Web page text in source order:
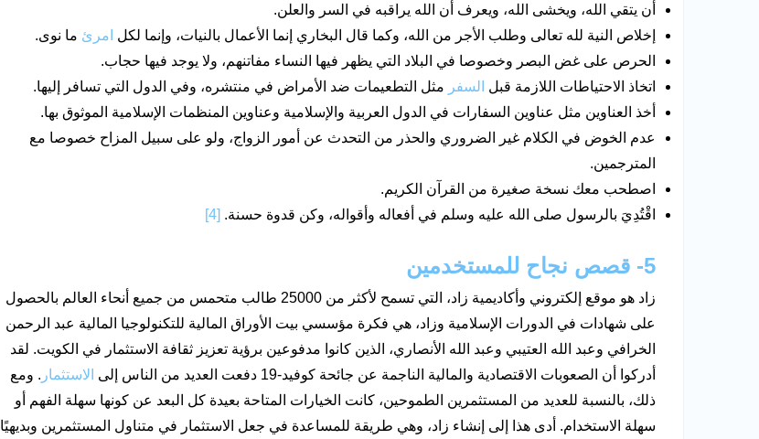
أن يتقي الله، ويخشى الله، ويعرف أن الله يراقبه في السر والعلن.
إخلاص النية لله تعالى وطلب الأجر من الله، وكما قال البخاري إنما الأعمال بالنيات، وإنما لكل امرئ ما نوى.
الحرص على غض البصر وخصوصا في البلاد التي يظهر فيها النساء مفاتنهم، ولا يوجد فيها حجاب.
اتخاذ الاحتياطات اللازمة قبل السفر مثل التطعيمات ضد الأمراض في منتشره، وفي الدول التي تسافر إليها.
أخذ العناوين مثل عناوين السفارات في الدول العربية والإسلامية وعناوين المنظمات الإسلامية الموثوق بها.
عدم الخوض في الكلام غير الضروري والحذر من التحدث عن أمور الزواج، ولو على سبيل المزاح خصوصا مع
المترجمين.
اصطحب معك نسخة صغيرة من القرآن الكريم.
اقْتُدِيَ بالرسول صلى الله عليه وسلم في أفعاله وأقواله، وكن قدوة حسنة. [4]
5- قصص نجاح للمستخدمين
زاد هو موقع إلكتروني وأكاديمية زاد، التي تسمح لأكثر من 25000 طالب متحمس من جميع أنحاء العالم بالحصول
على شهادات في الدورات الإسلامية وزاد، هي فكرة مؤسسي بيت الأوراق المالية للتكنولوجيا المالية عبد الرحمن
الخرافي وعبد الله العتيبي وعبد الله الأنصاري، الذين كانوا مدفوعين برؤية تعزيز ثقافة الاستثمار في الكويت. لقد
أدركوا أن الصعوبات الاقتصادية والمالية الناجمة عن جائحة كوفيد-19 دفعت العديد من الناس إلى
الاستثمار . ومع
ذلك، بالنسبة للعديد من المستثمرين الطموحين، كانت الخيارات المتاحة بعيدة كل البعد عن كونها سهلة الفهم أو
سهلة الاستخدام. أدى هذا إلى إنشاء زاد، وهي طريقة للمساعدة في جعل الاستثمار في متناول المستثمرين وبديهيًا